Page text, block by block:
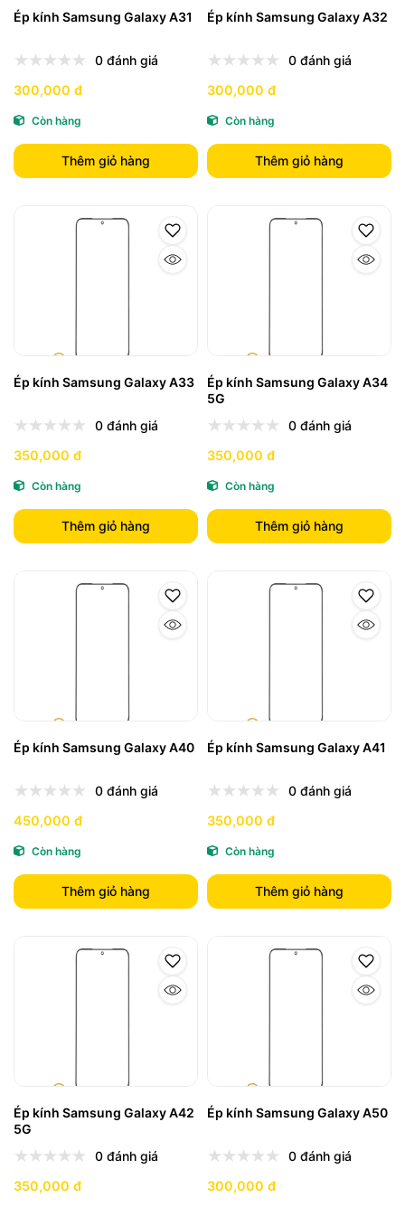
Ép kính Samsung Galaxy A31
0 đánh giá
300,000 đ
Còn hàng
Thêm giỏ hàng
Ép kính Samsung Galaxy A32
0 đánh giá
300,000 đ
Còn hàng
Thêm giỏ hàng
Ép kính Samsung Galaxy A33
0 đánh giá
350,000 đ
Còn hàng
Thêm giỏ hàng
Ép kính Samsung Galaxy A34
5G
0 đánh giá
350,000 đ
Còn hàng
Thêm giỏ hàng
Ép kính Samsung Galaxy A40
0 đánh giá
450,000 đ
Còn hàng
Thêm giỏ hàng
Ép kính Samsung Galaxy A41
0 đánh giá
350,000 đ
Còn hàng
Thêm giỏ hàng
Ép kính Samsung Galaxy A42
5G
0 đánh giá
350,000 đ
Ép kính Samsung Galaxy A50
0 đánh giá
300,000 đ